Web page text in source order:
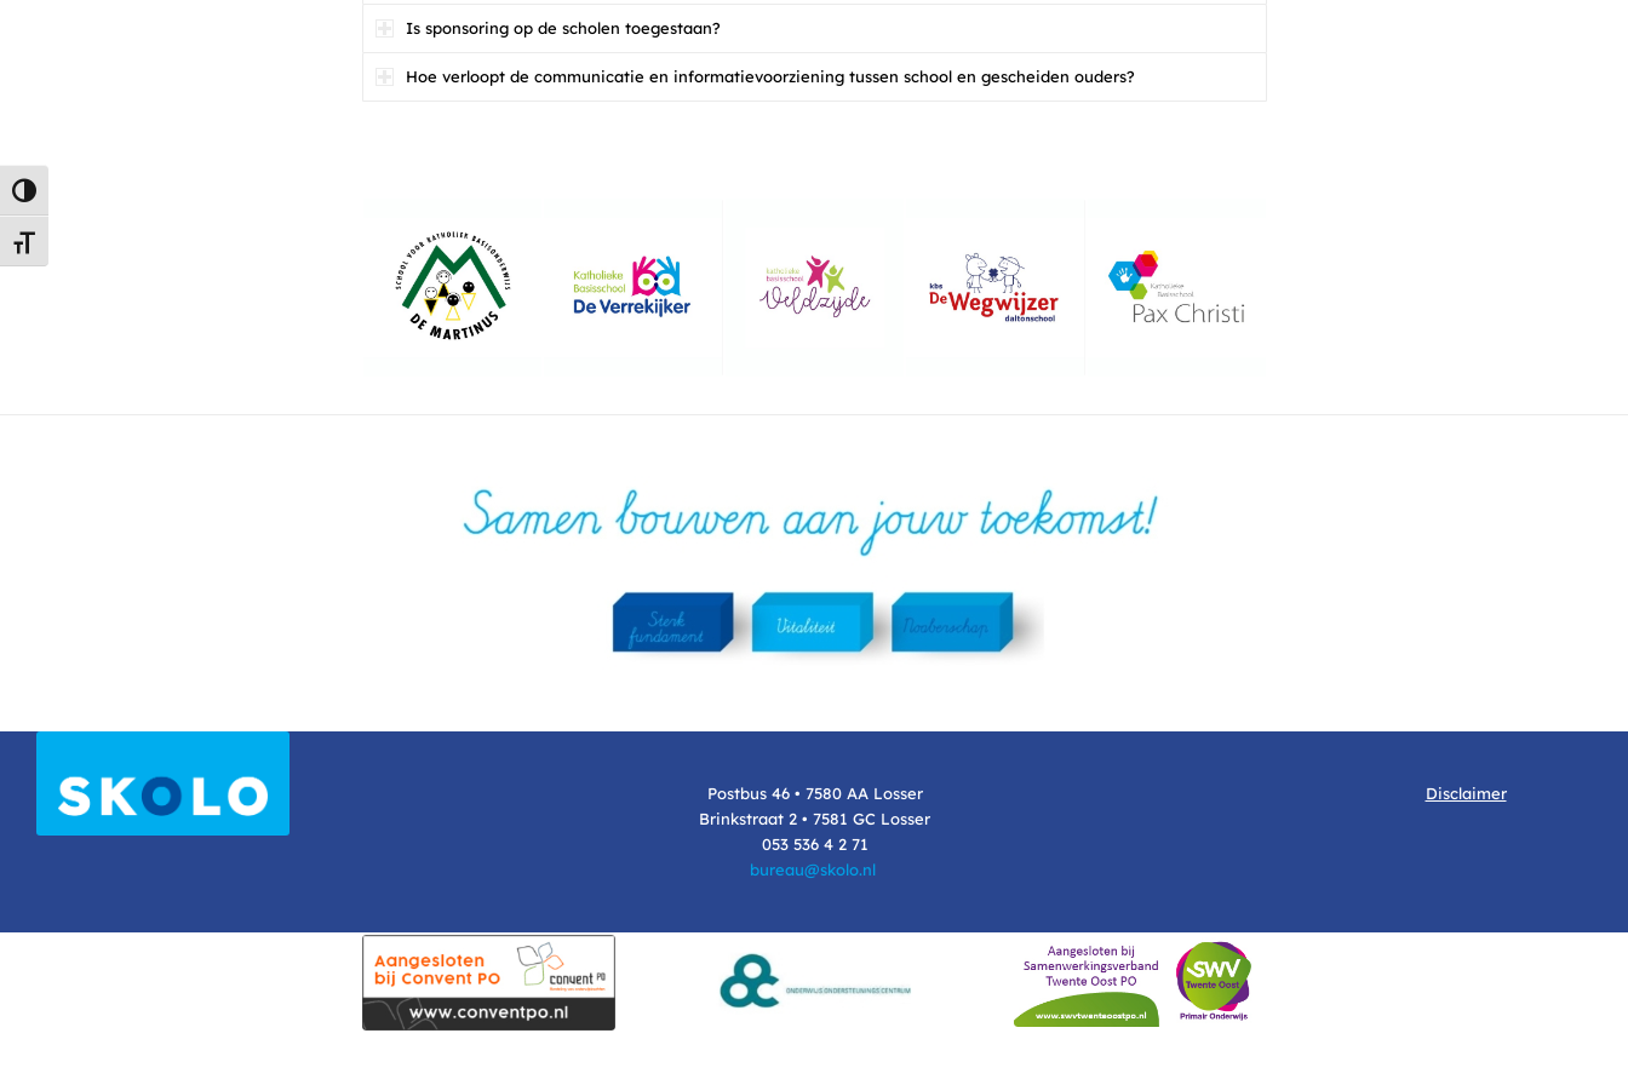
Keuze voor hoog contrast
Kies grootte van het lettertype
Is sponsoring op de scholen toegestaan?
Hoe verloopt de communicatie en informatievoorziening tussen school en gescheiden ouders?
Postbus 46 • 7580 AA Losser
Brinkstraat 2 • 7581 GC Losser
053 536 4 2 71
bureau@skolo.nl
Disclaimer